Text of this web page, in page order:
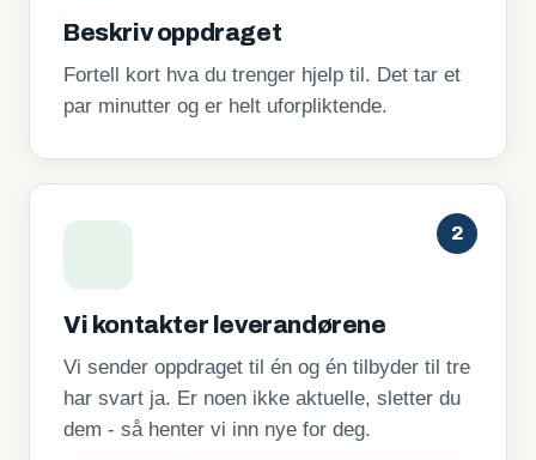
Beskriv oppdraget
Fortell kort hva du trenger hjelp til. Det tar et
par minutter og er helt uforpliktende.
2
Vi kontakter leverandørene
Vi sender oppdraget til én og én tilbyder til tre
har svart ja. Er noen ikke aktuelle, sletter du
dem - så henter vi inn nye for deg.